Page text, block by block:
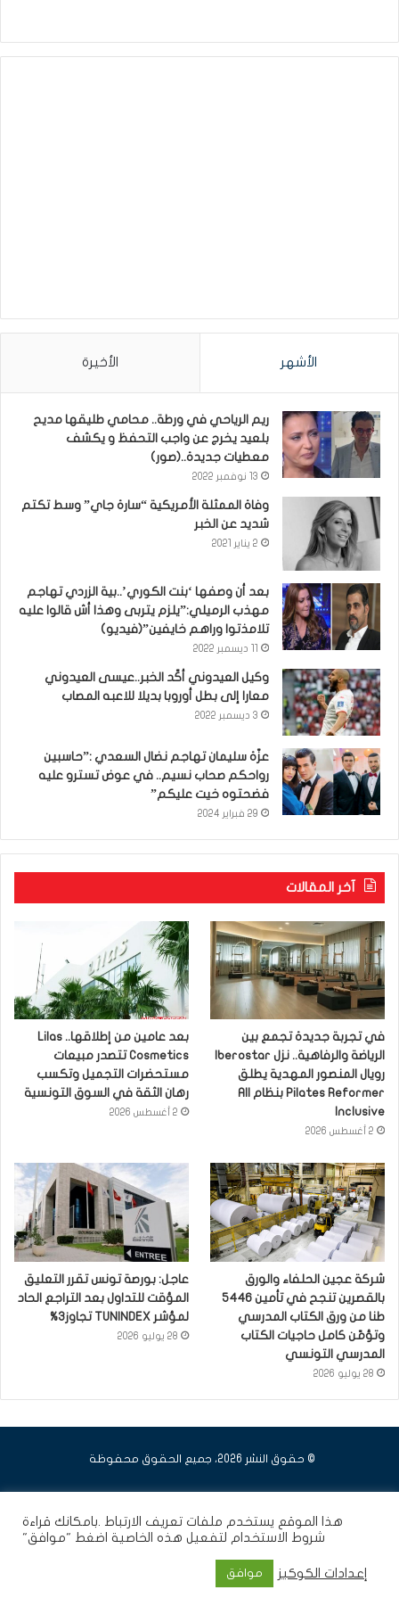
الأشهر الأخيرة
ريم الرياحي في ورطة.. محامي طليقها مديح
بلعيد يخرج عن واجب التحفظ و يكشف
معطيات جديدة..(صور)
13 نوفمبر 2022
وفاة الممثلة الأمريكية “سارة جاي” وسط تكتم
شديد عن الخبر
2 يناير 2021
بعد أن وصفها ‘بنت الكوري’..بية الزردي تهاجم
مهذب الرميلي:”يلزم يتربى وهذا أش قالوا عليه
تلامذتوا وراهم خايفين”(فيديو)
وكيل العيدوني أكّد الخبر..عيسى العيدوني
معارا إلى بطل أوروبا بديلا للاعبه المصاب
3 ديسمبر 2022
عزّة سليمان تهاجم نضال السعدي :”حاسبين
رواحكم صحاب نسيم.. في عوض تسترو عليه
فضحتوه خيت عليكم”
29 فبراير 2024
آخر المقالات
في تجربة جديدة تجمع بين
رويال المنصور المهدية يطلق
Pilates Reformer بنظام All
Inclusive
2 أغسطس 2026
بعد عامين من إطلاقها.. Lilas
Cosmetics تتصدر مبيعات
مستحضرات التجميل وتكسب
رهان الثقة في السوق التونسية
2 أغسطس 2026
شركة عجين الحلفاء والورق
بالقصرين تنجح في تأمين 5446
طنا من ورق الكتاب المدرسي
وتؤمّن كامل حاجيات الكتاب
المدرسي التونسي
28 يوليو 2026
عاجل: بورصة تونس تقرر التعليق
المؤقت للتداول بعد التراجع الحاد
لمؤشر TUNINDEX تجاوز3%
28 يوليو 2026
© حقوق النشر 2026، جميع الحقوق محفوظة
هذا الموقع يستخدم ملفات تعريف الارتباط .بامكانك قراءة
شروط الاستخدام لتفعيل هذه الخاصية اضغط "موافق"
إعدادات الكوكيز موافق